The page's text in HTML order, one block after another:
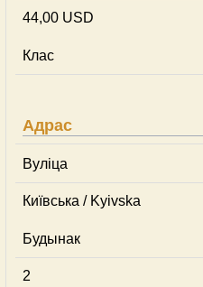
44,00 USD
Клас
Адрас
Вуліца
Київська / Kyivska
Будынак
2